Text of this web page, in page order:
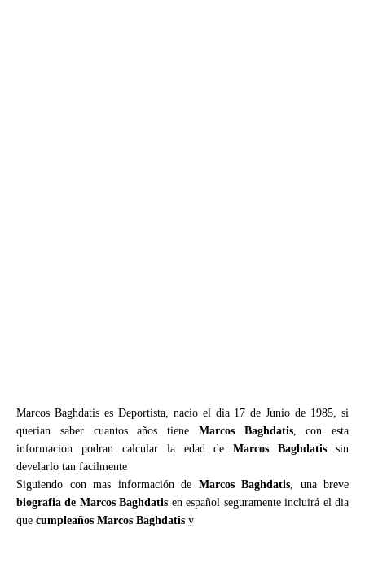
Marcos Baghdatis es Deportista, nacio el dia 17 de Junio de 1985, si
querian saber cuantos años tiene Marcos Baghdatis, con esta
informacion podran calcular la edad deMarcos Baghdatis sin
develarlo tan facilmente
Siguiendo con mas información de Marcos Baghdatis, una breve
biografia de Marcos Baghdatis en español seguramente incluirá el dia
que cumpleaños Marcos Baghdatis y